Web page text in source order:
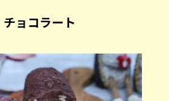
ョコラート